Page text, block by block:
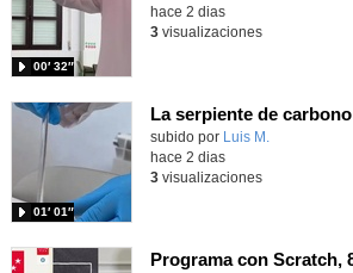
00′ 32″
hace 2 dias
3visualizaciones
La serpiente de carbono
Contenido educativo.
subido por Luis M.
01′ 01″
hace 2 dias
3visualizaciones